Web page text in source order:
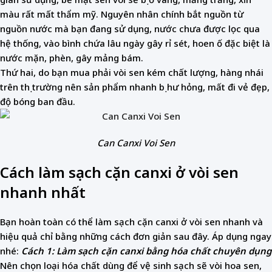
màu rất mất thẩm mỹ. Nguyên nhân chính bắt nguồn từ
nguồn nước mà bạn đang sử dụng, nước chưa được lọc qua
hệ thống, vào bình chứa lâu ngày gây rỉ sét, hoen ố đặc biệt là
nước mặn, phèn, gây mảng bám.
Thứ hai, do bạn mua phải vòi sen kém chất lượng, hàng nhái
trên thị trường nên sản phẩm nhanh bị hư hỏng, mất đi vẻ đẹp,
độ bóng ban đầu.
Can Canxi Voi Sen
Cách làm sạch cặn canxi ở vòi sen
nhanh nhất
Bạn hoàn toàn có thể làm sạch cặn canxi ở vòi sen nhanh và
hiệu quả chỉ bằng những cách đơn giản sau đây. Áp dụng ngay
nhé: Cách 1: Làm sạch cặn canxi bằng hóa chất chuyên dụng
Nên chọn loại hóa chất dùng để vệ sinh sạch sẽ vòi hoa sen,